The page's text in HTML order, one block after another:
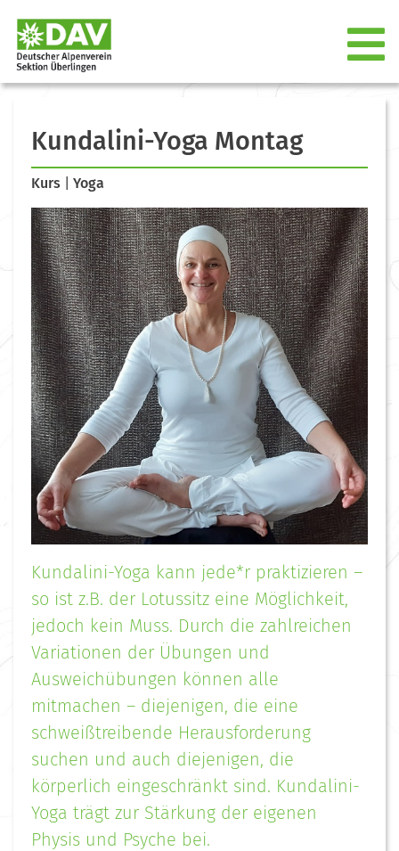
Kundalini-Yoga Montag
Kurs Yoga
Kundalini-Yoga kann jede*r praktizieren –
so ist z.B. der Lotussitz eine Möglichkeit,
jedoch kein Muss. Durch die zahlreichen
Variationen der Übungen und
Ausweichübungen können alle
mitmachen – diejenigen, die eine
schweißtreibende Herausforderung
suchen und auch diejenigen, die
körperlich eingeschränkt sind. Kundalini-
Yoga trägt zur Stärkung der eigenen
Physis und Psyche bei.